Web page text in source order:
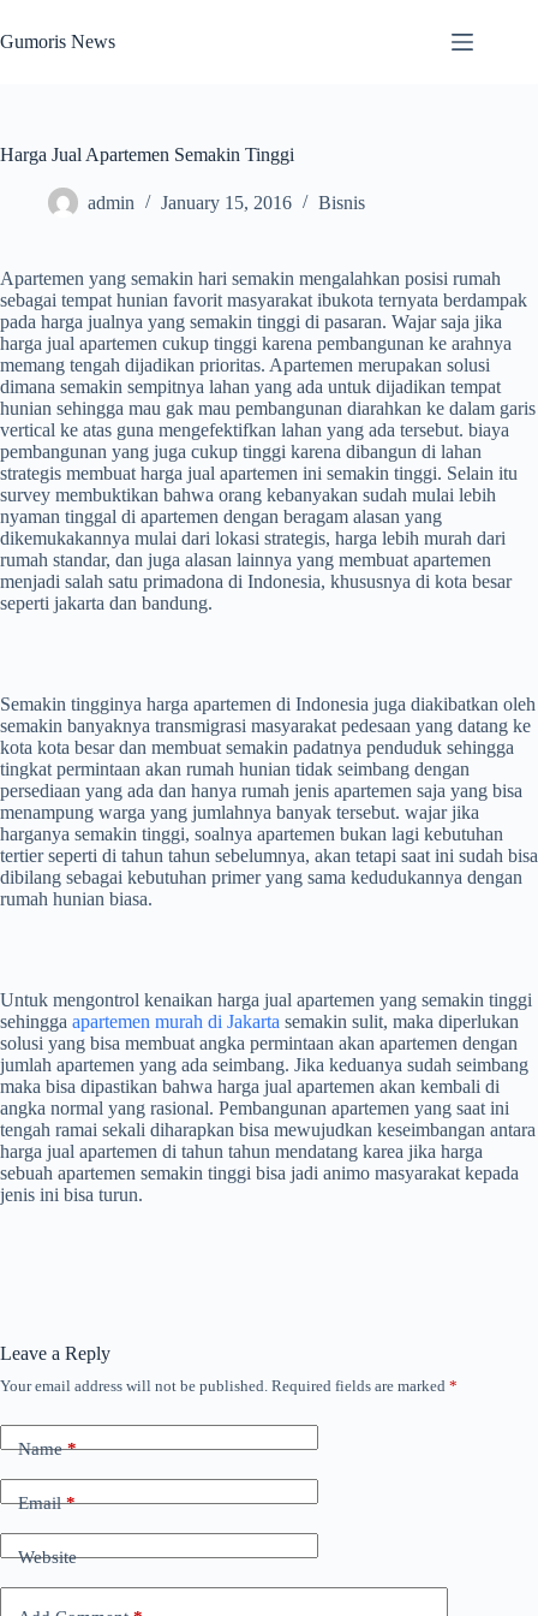
to
content
Gumoris News
Harga Jual Apartemen Semakin Tinggi
admin January 15, 2016 Bisnis
Apartemen yang semakin hari semakin mengalahkan posisi rumah
sebagai tempat hunian favorit masyarakat ibukota ternyata berdampak
pada harga jualnya yang semakin tinggi di pasaran. Wajar saja jika
harga jual apartemen cukup tinggi karena pembangunan ke arahnya
memang tengah dijadikan prioritas. Apartemen merupakan solusi
dimana semakin sempitnya lahan yang ada untuk dijadikan tempat
hunian sehingga mau gak mau pembangunan diarahkan ke dalam garis
vertical ke atas guna mengefektifkan lahan yang ada tersebut. biaya
pembangunan yang juga cukup tinggi karena dibangun di lahan
strategis membuat harga jual apartemen ini semakin tinggi. Selain itu
survey membuktikan bahwa orang kebanyakan sudah mulai lebih
nyaman tinggal di apartemen dengan beragam alasan yang
dikemukakannya mulai dari lokasi strategis, harga lebih murah dari
rumah standar, dan juga alasan lainnya yang membuat apartemen
menjadi salah satu primadona di Indonesia, khususnya di kota besar
seperti jakarta dan bandung.
Semakin tingginya harga apartemen di Indonesia juga diakibatkan oleh
semakin banyaknya transmigrasi masyarakat pedesaan yang datang ke
kota kota besar dan membuat semakin padatnya penduduk sehingga
tingkat permintaan akan rumah hunian tidak seimbang dengan
persediaan yang ada dan hanya rumah jenis apartemen saja yang bisa
menampung warga yang jumlahnya banyak tersebut. wajar jika
harganya semakin tinggi, soalnya apartemen bukan lagi kebutuhan
tertier seperti di tahun tahun sebelumnya, akan tetapi saat ini sudah bisa
dibilang sebagai kebutuhan primer yang sama kedudukannya dengan
rumah hunian biasa.
Untuk mengontrol kenaikan harga jual apartemen yang semakin tinggi
sehingga apartemen murah di Jakarta semakin sulit, maka diperlukan
solusi yang bisa membuat angka permintaan akan apartemen dengan
jumlah apartemen yang ada seimbang. Jika keduanya sudah seimbang
maka bisa dipastikan bahwa harga jual apartemen akan kembali di
angka normal yang rasional. Pembangunan apartemen yang saat ini
tengah ramai sekali diharapkan bisa mewujudkan keseimbangan antara
harga jual apartemen di tahun tahun mendatang karea jika harga
sebuah apartemen semakin tinggi bisa jadi animo masyarakat kepada
jenis ini bisa turun.
Leave a Reply
Your email address will not be published. Required fields are marked *
Name*
Email*
Website